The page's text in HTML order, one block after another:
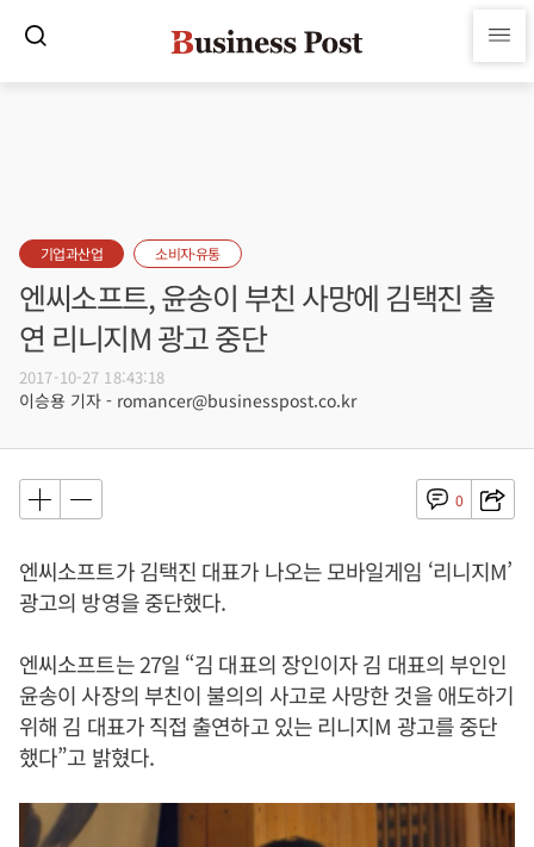
기업과산업 소비자·유통
엔씨소프트, 윤송이 부친 사망에 김택진 출
연 리니지M 광고 중단
2017-10-27 18:43:18
이승용 기자 - romancer@businesspost.co.kr
0
엔씨소프트가 김택진 대표가 나오는 모바일게임 ‘리니지M’
광고의 방영을 중단했다.
엔씨소프트는 27일 “김 대표의 장인이자 김 대표의 부인인
윤송이 사장의 부친이 불의의 사고로 사망한 것을 애도하기
위해 김 대표가 직접 출연하고 있는 리니지M 광고를 중단
했다”고 밝혔다.